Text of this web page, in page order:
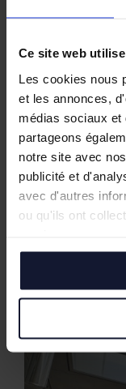
Ce site web
Les cookies nous
et les annonces,
médias sociaux et
partageons
notre site avec
publicité et
avec d'autres
ou qu'ils ont
Nos biens